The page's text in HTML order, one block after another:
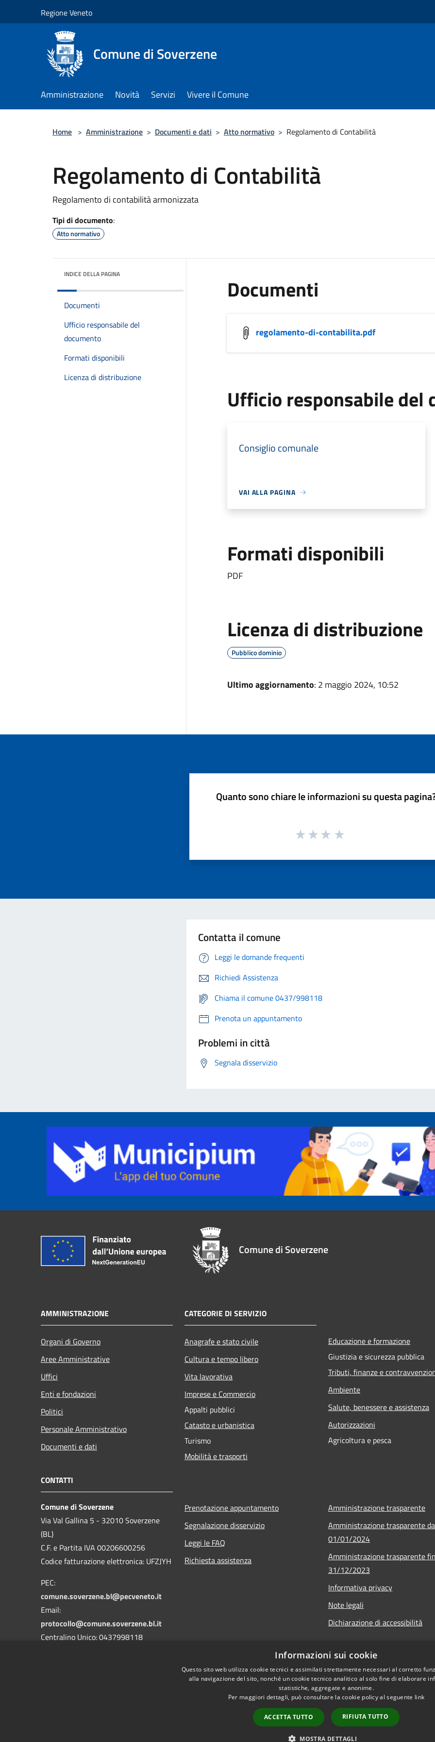
Regione Veneto
Comune di Soverzene
Amministrazione Novità Servizi Vivere il Comune
Home > Amministrazione > Documenti e dati > Atto normativo > Regolamento di Contabilità
Regolamento di Contabilità
Regolamento di contabilità armonizzata
Tipi di documento:
Atto normativo
INDICE DELLA PAGINA
Documenti
Ufficio responsabile del
documento
Formati disponibili
Licenza di distribuzione
Documenti
regolamento-di-contabilita.pdf
Ufficio responsabile del
Consiglio comunale
VAI ALLA PAGINA
Formati disponibili
PDF
Licenza di distribuzione
Pubblico dominio
Ultimo aggiornamento: 2 maggio 2024, 10:52
Quanto sono chiare le informazioni su questa
Contatta il comune
Leggi le domande frequenti
Richiedi Assistenza
Chiama il comune 0437/998118
Prenota un appuntamento
Problemi in città
Segnala disservizio
Comune di Soverzene
AMMINISTRAZIONE
Organi di Governo
Aree Amministrative
Uffici
Enti e fondazioni
Politici
Personale Amministrativo
Documenti e dati
CATEGORIE DI SERVIZIO
Anagrafe e stato civile
Cultura e tempo libero
Vita lavorativa
Imprese e Commercio
Appalti pubblici
Catasto e urbanistica
Turismo
Mobilità e trasporti
Educazione e formazione
Giustizia e sicurezza pubblica
Tributi, finanze e
Ambiente
Salute, benessere e assistenza
Autorizzazioni
Agricoltura e pesca
CONTATTI
Comune di Soverzene
Via Val Gallina 5 - 32010 Soverzene
(BL)
C.F. e Partita IVA 00206600256
Codice fatturazione elettronica: UFZJYH
PEC:
comune.soverzene.bl@pecveneto.it
Email:
protocollo@comune.soverzene.bl.it
Centralino Unico: 0437998118
Prenotazione appuntamento
Segnalazione disservizio
Leggi le FAQ
Richiesta assistenza
Amministrazione trasparente
Amministrazione trasparente
01/01/2024
Amministrazione trasparente
31/12/2023
Informativa privacy
Note legali
Dichiarazione di accessibilità
Copyright © 2026 • Comune di
Informazioni sui cookie
Questo sito web utilizza cookie tecnici e assimilati strettamente necessari al corretto
alla navigazione del sito, nonché un cookie tecnico analitico al solo fine di elaborare
statistiche, aggregate e anonime.
Per maggiori dettagli, può consultare la cookie policy al seguente link
ACCETTA TUTTO RIFIUTA TUTTO
MOSTRA DETTAGLI